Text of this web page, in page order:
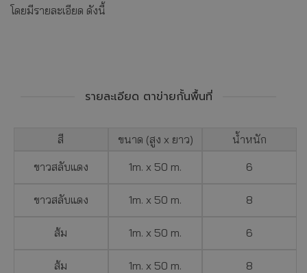
โดยมีรายละเอียด ดังนี้
รายละเอียด ตาข่ายกั้นพื้นที่
สี ขนาด (สูง x ยาว) น้ำหนัก
ขาวสลับแดง 1m. x 50 m. 6
ขาวสลับแดง 1m. x 50 m. 8
ส้ม 1m. x 50 m. 6
ส้ม 1m. x 50 m. 8